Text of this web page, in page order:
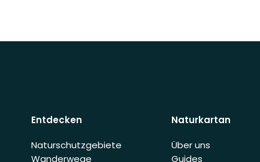
Entdecken
Naturschutzgebiete
Wanderwege
Naturkartan
Über uns
Guides